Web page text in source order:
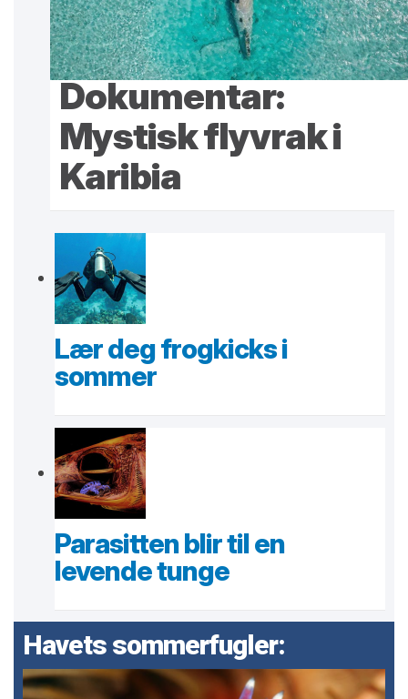
Dokumentar:
Mystisk flyvrak i
Karibia
Lær deg frogkicks i
sommer
Parasitten blir til en
levende tunge
Havets sommerfugler: